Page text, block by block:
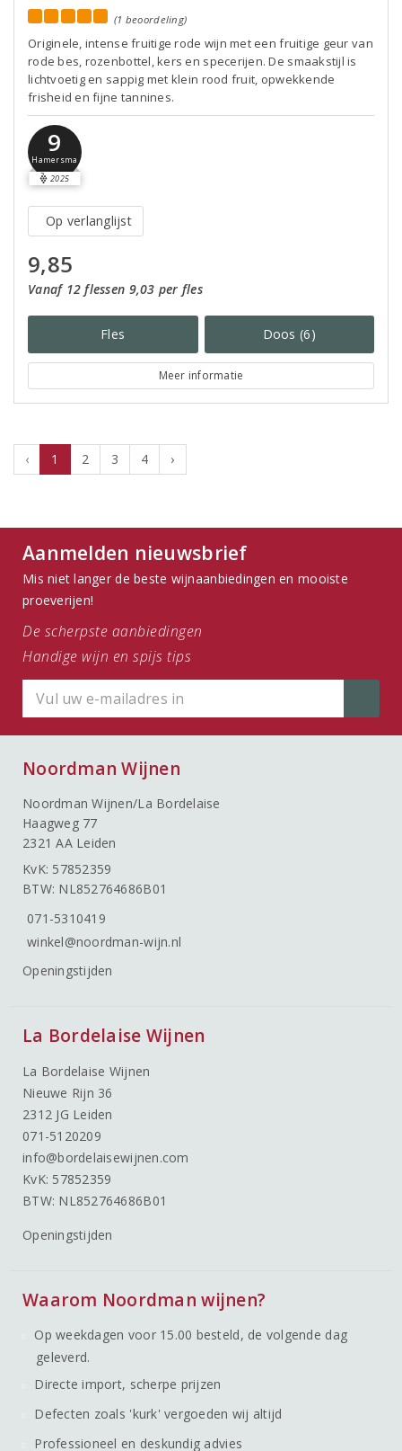
(1 beoordeling)
Originele, intense fruitige rode wijn met een fruitige geur van
rode bes, rozenbottel, kers en specerijen. De smaakstijl is
lichtvoetig en sappig met klein rood fruit, opwekkende
frisheid en fijne tannines.
9
Hamersma
2025
Op verlanglijst
9,85
Vanaf 12 flessen 9,03 per fles
Fles Doos (6)
Meer informatie
‹ 1 2 3 4 ›
Aanmelden nieuwsbrief
Mis niet langer de beste wijnaanbiedingen en mooiste
proeverijen!
De scherpste aanbiedingen
Handige wijn en spijs tips
Noordman Wijnen
Noordman Wijnen/La Bordelaise
Haagweg 77
2321 AA Leiden
KvK: 57852359
BTW: NL852764686B01
071-5310419
winkel@noordman-wijn.nl
Openingstijden
La Bordelaise Wijnen
La Bordelaise Wijnen
Nieuwe Rijn 36
2312 JG Leiden
071-5120209
info@bordelaisewijnen.com
KvK: 57852359
BTW: NL852764686B01
Openingstijden
Waarom Noordman wijnen?
Op weekdagen voor 15.00 besteld, de volgende dag
geleverd.
Directe import, scherpe prijzen
Defecten zoals 'kurk' vergoeden wij altijd
Professioneel en deskundig advies